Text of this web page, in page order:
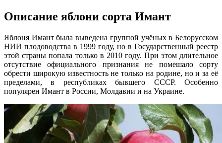
Описание яблони сорта Имант
Яблоня Имант была выведена группой учёных в Белорусском
НИИ плодоводства в 1999 году, но в Государственный реестр
этой страны попала только в 2010 году. При этом длительное
отсутствие официального признания не помешало сорту
обрести широкую известность не только на родине, но и за её
пределами, в республиках бывшего СССР. Особенно
популярен Имант в России, Молдавии и на Украине.